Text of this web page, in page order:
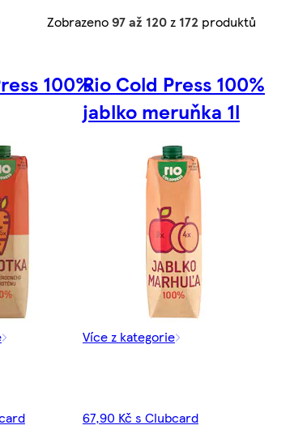
Zobrazeno97 až 120z 172 produktů
100%Rio Cold Press 100%
jablko meruňka 1l
Více z kategorie
67,90 Kč s Clubcard